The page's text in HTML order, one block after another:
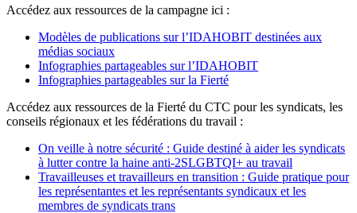
Accédez aux ressources de la campagne ici :
Modèles de publications sur l’IDAHOBIT destinées aux
médias sociaux
Infographies partageables sur l’IDAHOBIT
Infographies partageables sur la Fierté
Accédez aux ressources de la Fierté du CTC pour les syndicats, les
conseils régionaux et les fédérations du travail :
On veille à notre sécurité : Guide destiné à aider les syndicats
à lutter contre la haine anti-2SLGBTQI+ au travail
Travailleuses et travailleurs en transition : Guide pratique pour
les représentantes et les représentants syndicaux et les
membres de syndicats trans